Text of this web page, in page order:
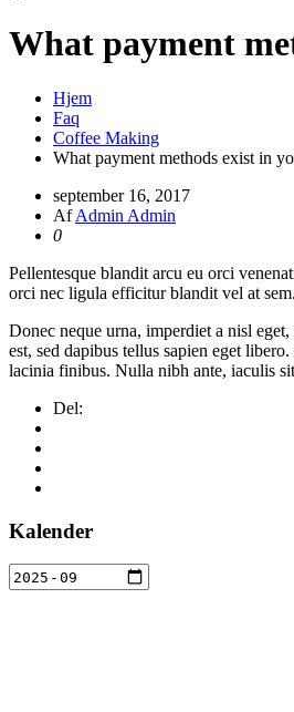
What payment
Hjem
Faq
Coffee Making
What payment methods exist in
september 16, 2017
AfAdmin Admin
0
Pellentesque blandit arcu eu orci
orci nec ligula efficitur blandit vel at
Donec neque urna, imperdiet a nisl
est, sed dapibus tellus sapien eget
lacinia finibus. Nulla nibh ante, iaculis
Del:
Kalender